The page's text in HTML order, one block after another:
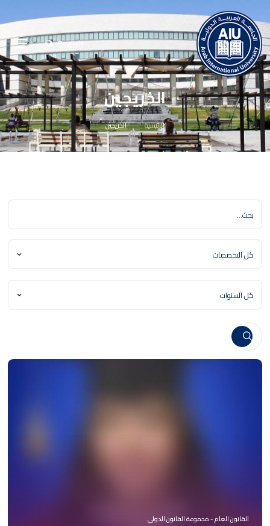
English
الخريجين
الرئيسية الخريجين
القانون العام - مجموعة القانون الدولي